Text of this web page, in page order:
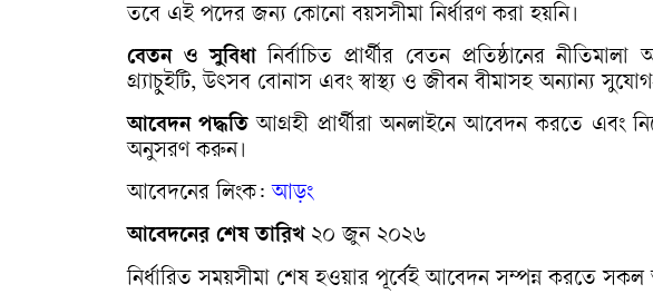
তবে এই পদের জন্য কোনো বয়সসীমা নির্ধারণ করা হয়নি।
বেতন ও সুবিধানির্বাচিত প্রার্থীর বেতন প্রতিষ্ঠানের
গ্র্যাচুইটি, উৎসব বোনাস এবং স্বাস্থ্য ও জীবন বীমাসহ অন্যান্য
আবেদন পদ্ধতি আগ্রহী প্রার্থীরা অনলাইনে আবেদন করতে এবং
অনুসরণ করুন।
আবেদনের লিংক: আড়ং
আবেদনের শেষ তারিখ২০ জুন ২০২৬
নির্ধারিত সময়সীমা শেষ হওয়ার পূর্বেই আবেদন সম্পন্ন করতে সকল